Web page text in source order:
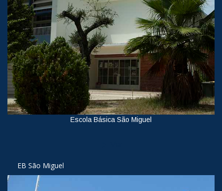
Escola Básica São Miguel
EB São Miguel